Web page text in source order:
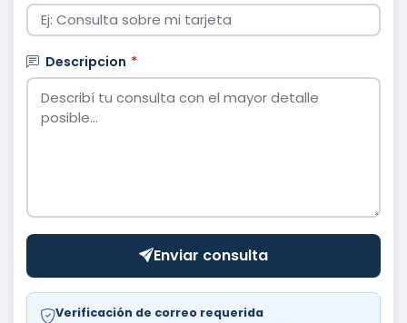
Descripcion *
Enviar consulta
Verificación de correo requerida